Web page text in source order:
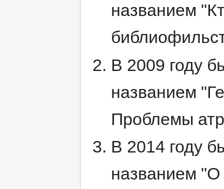
названием
В 2009 году
названием
Проблемы
В 2014 году
названием "О